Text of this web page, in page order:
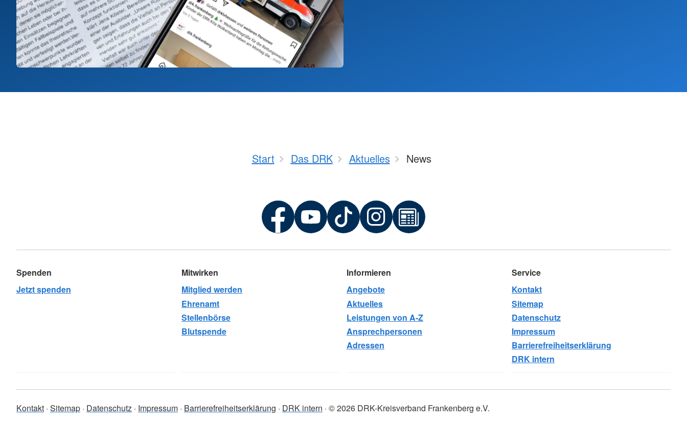
Start Das DRK Aktuelles News
Spenden
Jetzt spenden
Mitwirken
Mitglied werden
Ehrenamt
Stellenbörse
Blutspende
Informieren
Angebote
Aktuelles
Leistungen von A-Z
Ansprechpersonen
Adressen
Service
Kontakt
Sitemap
Datenschutz
Impressum
Barrierefreiheitserklärung
DRK intern
Kontakt Sitemap Datenschutz Impressum Barrierefreiheitserklärung DRK intern © 2026 DRK-Kreisverband Frankenberg e.V.